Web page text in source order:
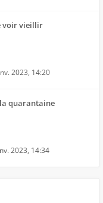
voir vieillir
2023, 14:20
quarantaine
2023, 14:34